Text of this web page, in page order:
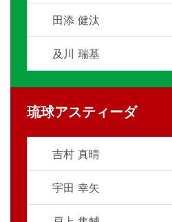
田添 健汰
及川 瑞基
琉球アスティーダ
吉村 真晴
宇田 幸矢